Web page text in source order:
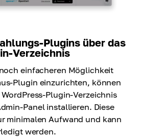
Plugins über das
Verzeichnis
einfacheren Möglichkeit
Plugin einzurichten, können
Plugin-Verzeichnis
Panel installieren. Diese
minimalen Aufwand und kann
werden.